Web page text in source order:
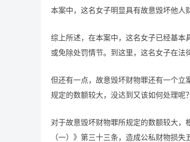
本案中，这名女子明显具有故意毁坏他人
综上所述，在本案中，这名女子已经基本
或免除处罚情节。到这里，这名女子在法
但还有一点，故意毁坏财物罪还有一个立
规定的数额较大，没达到又该如何处理呢？
对于故意毁坏财物罪所规定的数额较大
（一）》第三十三条，造成公私财物损